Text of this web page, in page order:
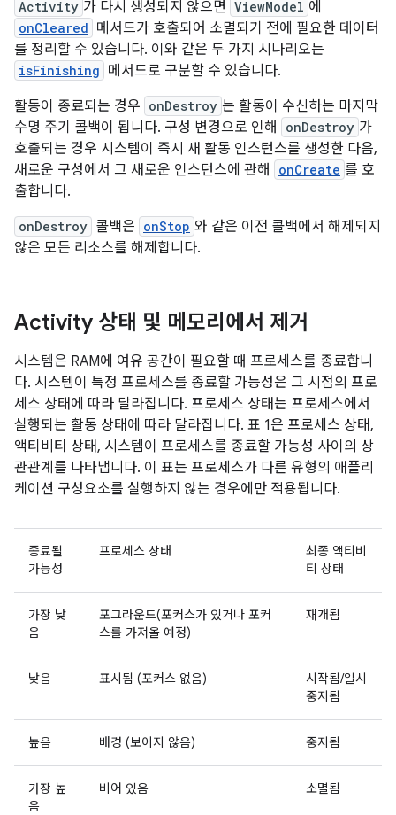
Activity 가 다시 생성되지 않으면 ViewModel 에
onCleared 메서드가 호출되어 소멸되기 전에 필요한 데이터
를 정리할 수 있습니다. 이와 같은 두 가지 시나리오는
isFinishing 메서드로 구분할 수 있습니다.
활동이 종료되는 경우 onDestroy 는 활동이 수신하는 마지막
수명 주기 콜백이 됩니다. 구성 변경으로 인해
onDestroy 가
호출되는 경우 시스템이 즉시 새 활동 인스턴스를 생성한 다음,
새로운 구성에서 그 새로운 인스턴스에 관해
onCreate 를 호
출합니다.
onDestroy 콜백은 onStop 와 같은 이전 콜백에서 해제되지
않은 모든 리소스를 해제합니다.
Activity 상태 및 메모리에서 제거
시스템은 RAM에 여유 공간이 필요할 때 프로세스를 종료합니
다. 시스템이 특정 프로세스를 종료할 가능성은 그 시점의 프로
세스 상태에 따라 달라집니다. 프로세스 상태는 프로세스에서
실행되는 활동 상태에 따라 달라집니다. 표 1은 프로세스 상태,
액티비티 상태, 시스템이 프로세스를 종료할 가능성 사이의 상
관관계를 나타냅니다. 이 표는 프로세스가 다른 유형의 애플리
케이션 구성요소를 실행하지 않는 경우에만 적용됩니다.
종료될
가능성
프로세스 상태
최종 액티비
티 상태
가장 낮
음
포그라운드(포커스가 있거나 포커
스를 가져올 예정)
재개됨
낮음 표시됨 (포커스 없음)
시작됨/일시
중지됨
높음 배경 (보이지 않음) 중지됨
가장 높
음
비어 있음 소멸됨